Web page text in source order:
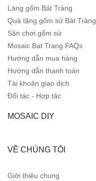
Làng gốm Bát Tràng
Quà tặng gốm sứ Bát Tràng
Sân chơi gốm sứ
Mosaic Bat Trang FAQs
Hướng dẫn mua hàng
Hướng dẫn thanh toán
Tài khoản giao dịch
Đối tác - Hợp tác
MOSAIC DIY
VỀ CHÚNG TÔI
Giới thiệu chung